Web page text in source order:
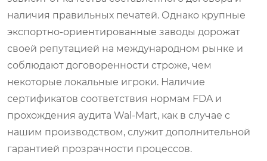
наличия правильных печатей. Однако крупные
экспортно-ориентированные заводы дорожат
своей репутацией на международном рынке и
соблюдают договоренности строже, чем
некоторые локальные игроки. Наличие
сертификатов соответствия нормам FDA и
прохождения аудита Wal-Mart, как в случае с
нашим производством, служит дополнительной
гарантией прозрачности процессов.